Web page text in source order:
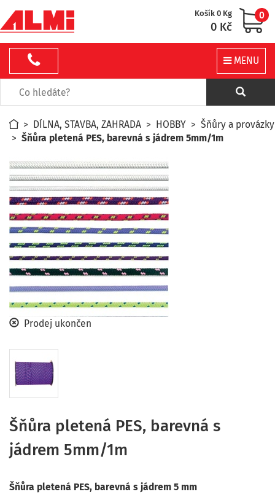
Košík 0 Kg
0 Kč
0
MENU
> DÍLNA, STAVBA, ZAHRADA > HOBBY > Šňůry a provázky
> Šňůra pletená PES, barevná s jádrem 5mm/1m
Prodej ukončen
Šňůra pletená PES, barevná s
jádrem 5mm/1m
Šňůra pletená PES, barevná s jádrem 5 mm